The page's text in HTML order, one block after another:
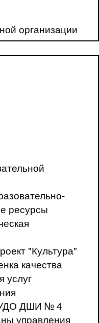
организации
ресурсы
"Культура"
качества
услуг
ДШИ № 4
управления